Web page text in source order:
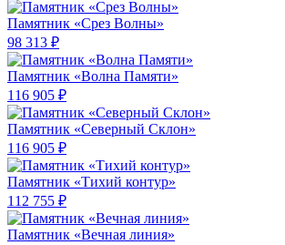
Памятник «Срез Волны»
98 313 ₽
Памятник «Волна Памяти»
116 905 ₽
Памятник «Северный Склон»
116 905 ₽
Памятник «Тихий контур»
112 755 ₽
Памятник «Вечная линия»